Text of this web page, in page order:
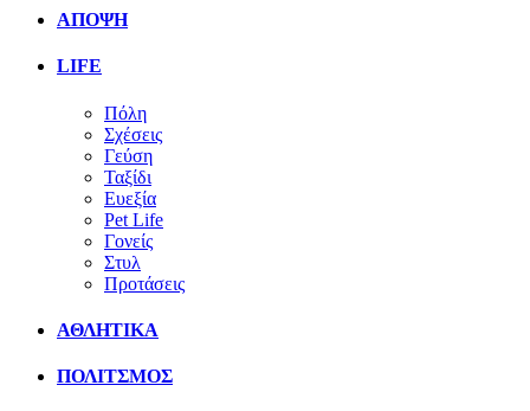
ΑΠΟΨΗ
LIFE
Πόλη
Σχέσεις
Γεύση
Ταξίδι
Ευεξία
Pet Life
Γονείς
Στυλ
Προτάσεις
ΑΘΛΗΤΙΚΑ
ΠΟΛΙΤΣΜΟΣ